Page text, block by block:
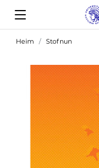
Heim Stofnun